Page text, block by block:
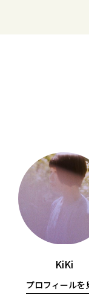
KiKi
プロフィールを